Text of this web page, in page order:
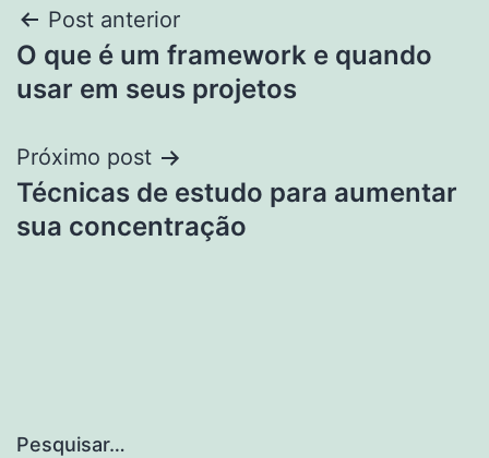
Navegação
de
Post anterior
O que é um framework e quando
usar em seus projetos
Próximo post
Técnicas de estudo para aumentar
sua concentração
Pesquisar…